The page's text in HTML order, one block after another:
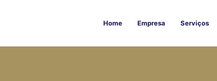
Home Empresa Serviços